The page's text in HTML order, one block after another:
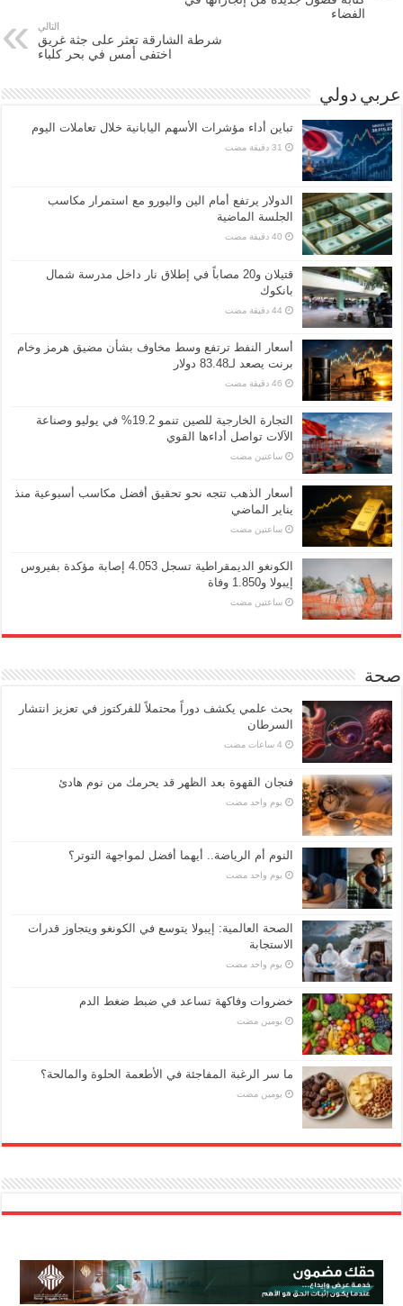
الفضاء
التالي
شرطة الشارقة تعثر على جثة غريق
اختفى أمس في بحر كلباء
عربي دولي
تباين أداء مؤشرات الأسهم اليابانية خلال تعاملات اليوم
الدولار يرتفع أمام الين واليورو مع استمرار مكاسب
الجلسة الماضية
قتيلان و20 مصاباً في إطلاق نار داخل مدرسة شمال
بانكوك
أسعار النفط ترتفع وسط مخاوف بشأن مضيق هرمز وخام
برنت يصعد لـ83.48 دولار
التجارة الخارجية للصين تنمو 19.2% في يوليو وصناعة
الآلات تواصل أداءها القوي
‏ساعتين مضت
أسعار الذهب تتجه نحو تحقيق أفضل مكاسب أسبوعية منذ
يناير الماضي
‏ساعتين مضت
الكونغو الديمقراطية تسجل 4.053 إصابة مؤكدة بفيروس
إيبولا و1.850 وفاة
‏ساعتين مضت
صحة
بحث علمي يكشف دوراً محتملاً للفركتوز في تعزيز انتشار
السرطان
فنجان القهوة بعد الظهر قد يحرمك من نوم هادئ
‏يوم واحد مضت
النوم أم الرياضة.. أيهما أفضل لمواجهة التوتر؟
‏يوم واحد مضت
الصحة العالمية: إيبولا يتوسع في الكونغو ويتجاوز قدرات
الاستجابة
‏يوم واحد مضت
خضروات وفاكهة تساعد في ضبط ضغط الدم
‏يومين مضت
ما سر الرغبة المفاجئة في الأطعمة الحلوة والمالحة؟
‏يومين مضت